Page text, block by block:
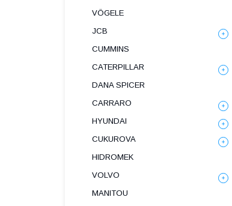
VÖGELE
JCB
CUMMINS
CATERPILLAR
DANA SPICER
СARRARO
HYUNDAI
CUKUROVA
HIDROMEK
VOLVO
MANITOU